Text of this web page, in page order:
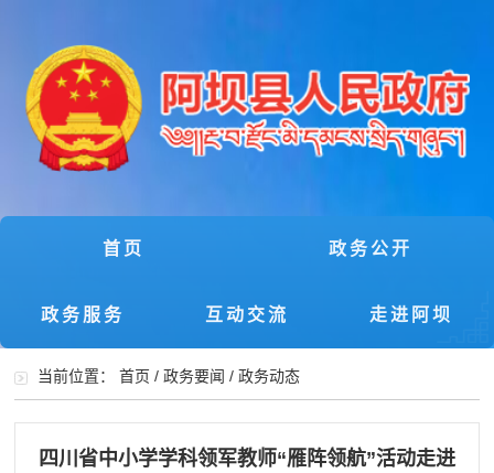
首页 政务公开
政务服务 互动交流 走进阿坝
当前位置：首页 /政务要闻 /政务动态
四川省中小学学科领军教师“雁阵领航”活动走进